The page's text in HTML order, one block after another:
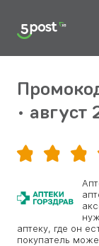
• август
аптеку, где он
покупатель